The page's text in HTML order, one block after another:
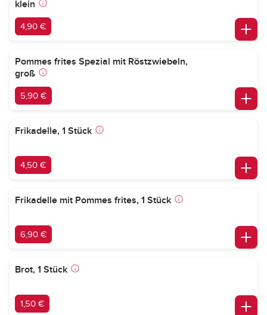
klein
4,90 €
Pommes frites Spezial mit Röstzwiebeln,
groß
5,90 €
Frikadelle, 1 Stück
4,50 €
Frikadelle mit Pommes frites, 1 Stück
6,90 €
Brot, 1 Stück
1,50 €